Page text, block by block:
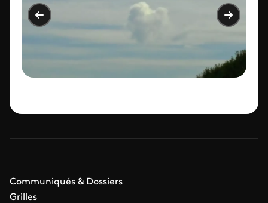
Communiqués & Dossiers
Grilles